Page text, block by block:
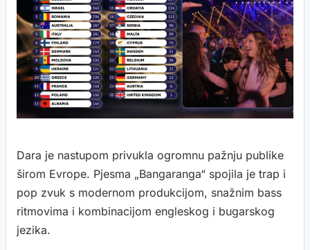
Dara je nastupom privukla ogromnu pažnju publike
širom Evrope. Pjesma „Bangaranga“ spojila je trap i
pop zvuk s modernom produkcijom, snažnim bass
ritmovima i kombinacijom engleskog i bugarskog
jezika.